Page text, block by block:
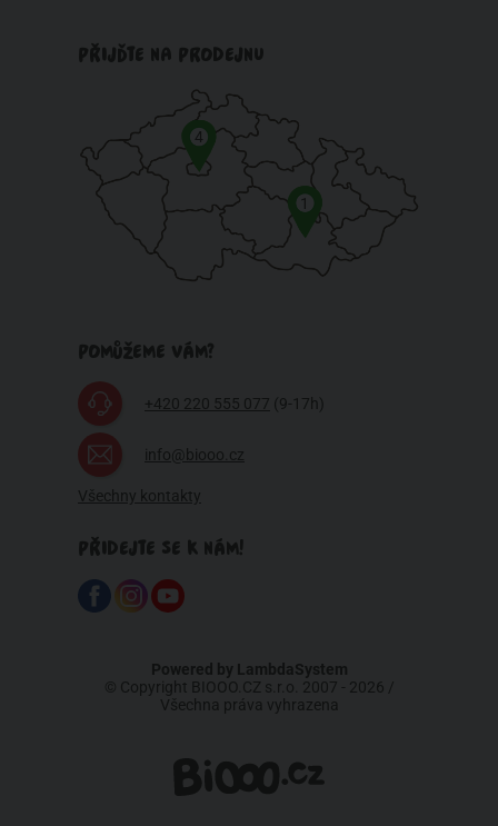
PŘIJĎTE NA PRODEJNU
1
4
POMŮŽEME VÁM?
+420 220 555 077 (9-17h)
info@biooo.cz
Všechny kontakty
PŘIDEJTE SE K NÁM!
Powered by LambdaSystem
© Copyright BIOOO.CZ s.r.o. 2007 - 2026 /
Všechna práva vyhrazena